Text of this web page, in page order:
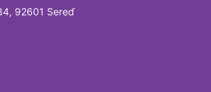
92601 Sereď